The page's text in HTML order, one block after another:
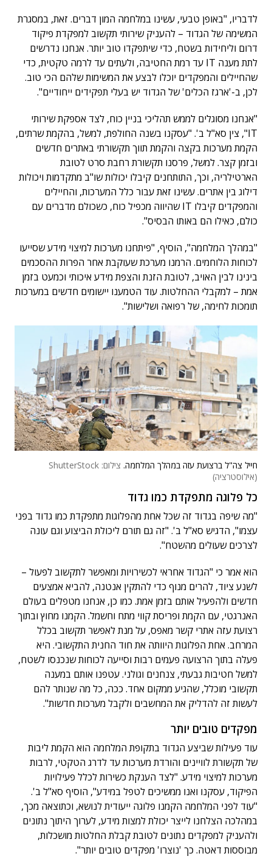
לדבריו, "באופן טבעי, עשינו במלחמה המון דברים. זאת, במסגרת
המשימה של הגדוד – להעניק שירותי תקשוב למפקדת פיקוד
דרום וליחידות בשטח, כדי שיתפקדו טוב יותר. אנחנו נדרשים
לתת מענה IT עד רמת החטיבה, ולעתים עד לרמה טקטית, כדי
שהחיילים והמפקדים יוכלו לבצע את המשימות שלהם הכי טוב.
לכן, ב-'ארגז הכלים' של הגדוד יש בעלי תפקידים ייחודיים".
"אנחנו מסוגלים לממש תהליכי בניין כוח, לצד אספקת שירותי
IT", צין סא"ל ב'. "עסקנו בשנה החולפת, למשל, בהקמת שרתים,
הקמת מערכות בקצה והקמת תווך תקשורתי באתרים חדשים
ובזמן קצר. למשל, פרסנו תקשורת רחבת סרט לטובת
הארטילריה, וכך, התותחנים קיבלו יכולות שו"ב מתקדמות ויכולות
דילוג בין אתרים. עשינו זאת עבור כלל המערכות, והחיילים
והמפקדים קיבלו IT שהיווה מכפיל כוח, כשכולם מדברים עם
כולם, כאילו הם באותו הבסיס".
"במהלך המלחמה", הוסיף, "פיתחנו מערכות למיצוי מידע שסייעו
לכוחות הלוחמים. הרמנו מערכת שעוקבת אחר הפרות ההסכמים
בינינו לבין האויב, לטובת הזנת והצפת מידע איכותי וכמעט בזמן
אמת – למקבלי ההחלטות. עוד הטמענו יישומים חדשים במערכות
תומכות לחימה, של רפואה ושלישות".
חייל צה"ל ברצועת עזה במהלך המלחמה.
צילום: ShutterStock
(אילוסטרציה)
כל פלוגה מתפקדת כמו גדוד
"מה שיפה בגדוד זה שכל אחת מהפלוגות מתפקדת כמו גדוד בפני
עצמו", הדגיש סא"ל ב'. "זה גם תורם ליכולת הביצוע וגם עונה
לצרכים שעולים מהשטח".
הוא אמר כי "הגדוד אחראי לכשירויות ומאפשר לתקשוב לפעול –
לשנע ציוד, להרים מנוף כדי להתקין אנטנה, להביא אמצעים
חדשים ולהפעיל אותם בזמן אמת. כמו כן, אנחנו מטפלים בעולם
האנרגטי, עם הקמת ופריסת קווי מתח וחשמל. הקמנו מחוץ ובתוך
רצועת עזה אתרי קשר מאפס, על מנת לאפשר תקשוב בכלל
המרחב. אחת הפלוגות היוותה את חוד החנית התקשובי. היא
פעלה בתוך הרצועה פעמים רבות וסייעה לכוחות שנכנסו לשטח,
למשל חטיבות גבעתי, צנחנים וגולני. עטפנו אותם במענה
תקשובי מוכלל, שהגיע ממקום אחד. ככה, כל מה שנותר להם
לעשות זה להדליק את המחשבים ולקבל מערכות חדשות".
מפקדים טובים יותר
עוד פעילות שביצע הגדוד בתקופת המלחמה הוא הקמת ליבות
של תקשורת לוויינים והורדת מערכות עד לדרג הטקטי, לרבות
מערכות למיצוי מידע. "לצד הענקת כשירות לכלל פעילויות
הפיקוד, עסקנו ואנו ממשיכים לטפל במידע", הוסיף סא"ל ב'.
"עוד לפני המלחמה הקמנו פלוגה ייעודית לנושא, וכתוצאה מכך,
במהלכה הצלחנו לייצר יכולת למצות מידע, לערוך היתוך נתונים
ולהעניק למפקדים נתונים לטובת קבלת החלטות מושכלות,
מבוססות דאטה. כך 'נוצרו' מפקדים טובים יותר".